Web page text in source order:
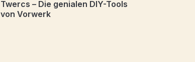
Twercs – Die genialen DIY-Tools
von Vorwerk